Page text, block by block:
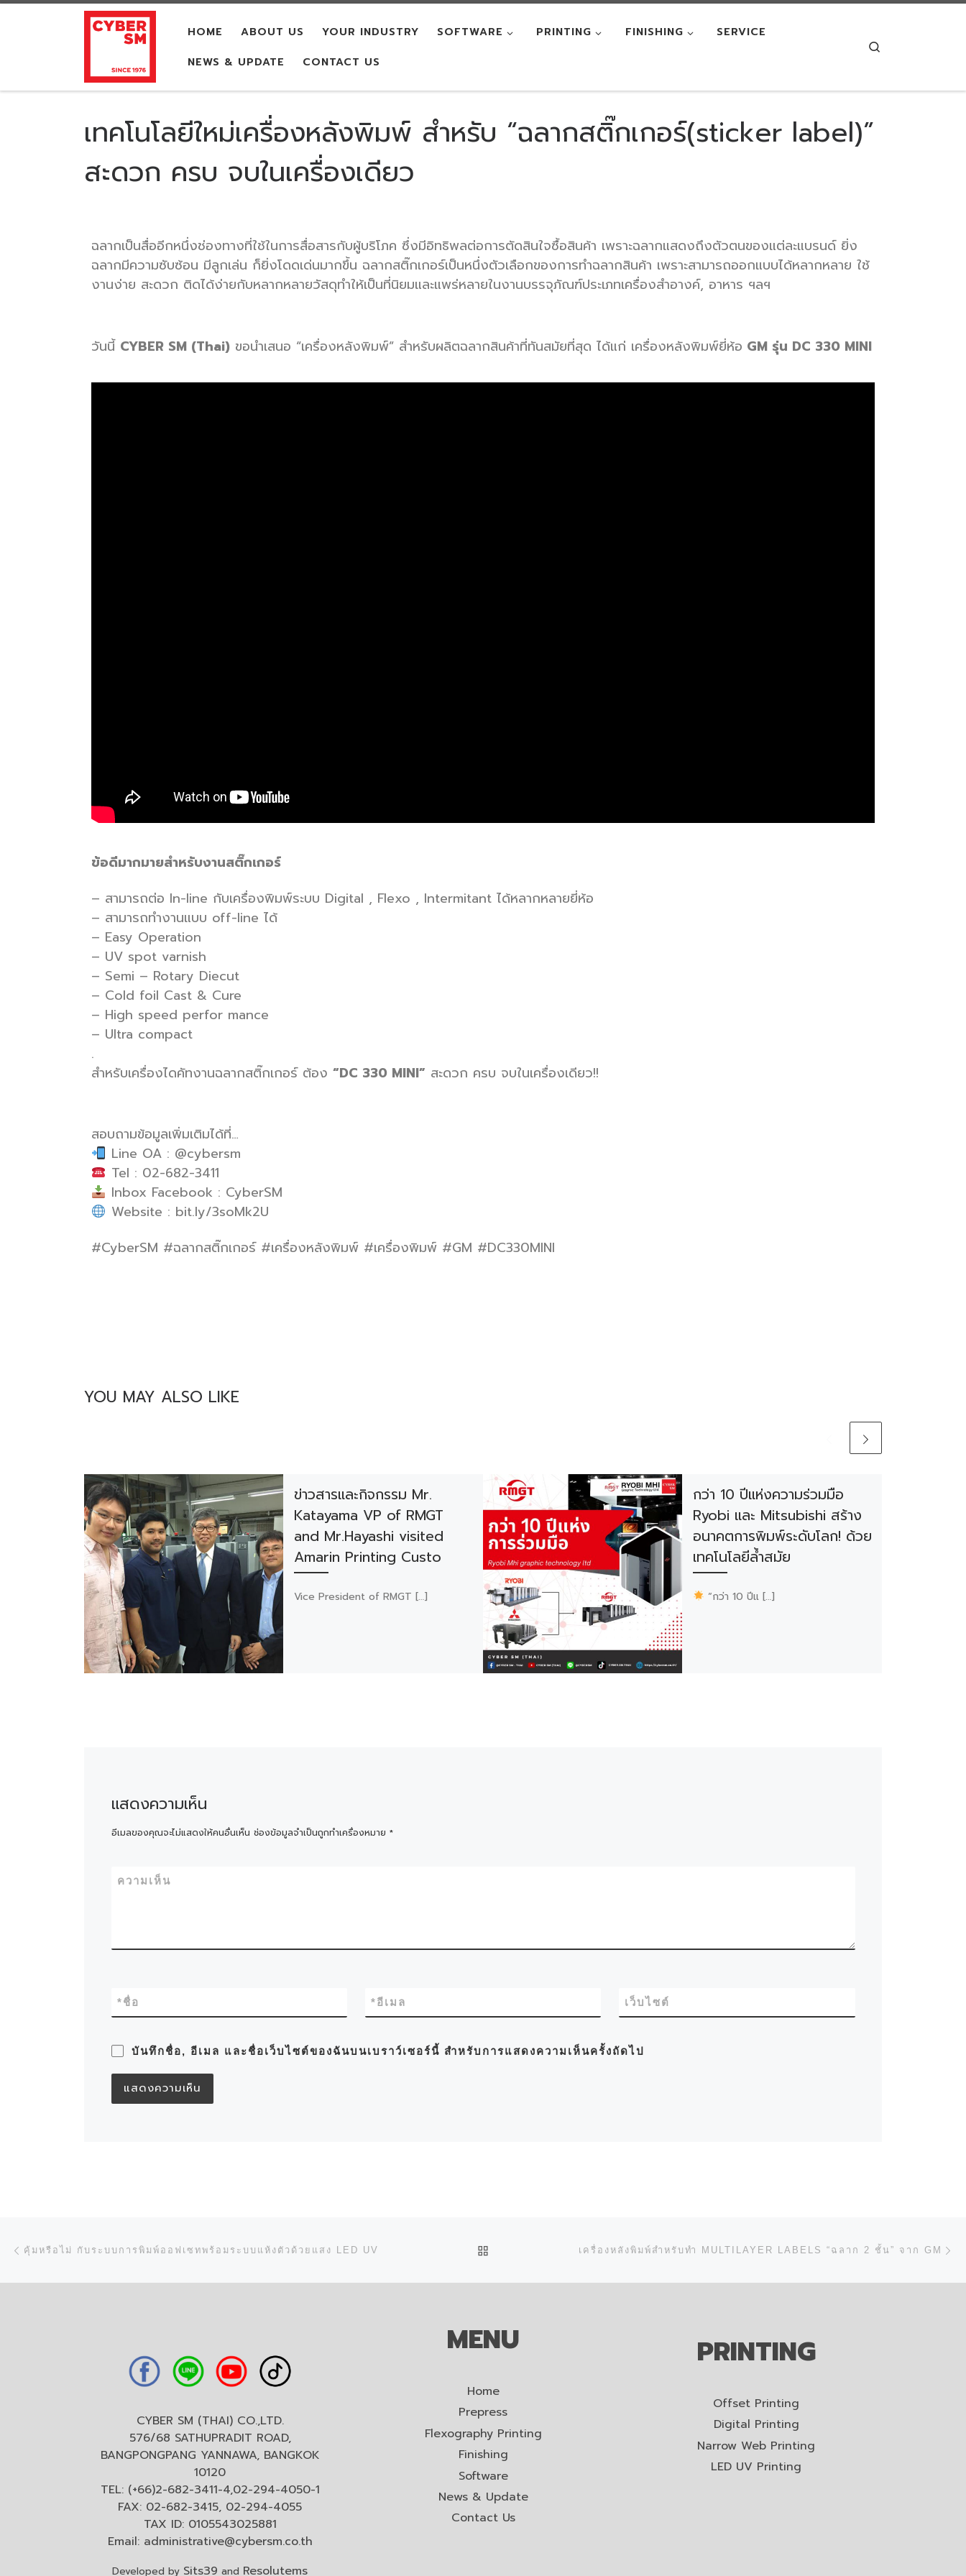
Skip to content
HOME ABOUT US YOUR INDUSTRY SOFTWARE PRINTING FINISHING
SERVICE
NEWS & UPDATE
CONTACT US
เทคโนโลยีใหม่เครื่องหลังพิมพ์ สำหรับ “ฉลากสติ๊กเกอร์(sticker label)”
สะดวก ครบ จบในเครื่องเดียว
ฉลากเป็นสื่ออีกหนึ่งช่องทางที่ใช้ในการสื่อสารกับผู้บริโภค ซึ่งมีอิทธิพลต่อการตัดสินใจซื้อสินค้า เพราะฉลากแสดงถึงตัวตนของแต่ละแบรนด์ ยิ่ง
ฉลากมีความซับซ้อน มีลูกเล่น ก็ยิ่งโดดเด่นมากขึ้น ฉลากสติ๊กเกอร์เป็นหนึ่งตัวเลือกของการทำฉลากสินค้า เพราะสามารถออกแบบได้หลากหลาย ใช้
งานง่าย สะดวก ติดได้ง่ายกับหลากหลายวัสดุทำให้เป็นที่นิยมและแพร่หลายในงานบรรจุภัณฑ์ประเภทเครื่องสำอางค์, อาหาร ฯลฯ
วันนี้ CYBER SM (Thai) ขอนำเสนอ “เครื่องหลังพิมพ์” สำหรับผลิตฉลากสินค้าที่ทันสมัยที่สุด ได้แก่ เครื่องหลังพิมพ์ยี่ห้อ GM รุ่น DC 330 MINI
ข้อดีมากมายสำหรับงานสติ๊กเกอร์
– สามารถต่อ In-line กับเครื่องพิมพ์ระบบ Digital , Flexo , Intermitant ได้หลากหลายยี่ห้อ
– สามารถทำงานแบบ off-line ได้
– Easy Operation
– UV spot varnish
– Semi – Rotary Diecut
– Cold foil Cast & Cure
– High speed perfor mance
– Ultra compact
.
สำหรับเครื่องไดคัทงานฉลากสติ๊กเกอร์ ต้อง “DC 330 MINI” สะดวก ครบ จบในเครื่องเดียว!!
สอบถามข้อมูลเพิ่มเติมได้ที่…
Line OA : @cybersm
Tel : 02-682-3411
Inbox Facebook : CyberSM
Website : bit.ly/3soMk2U
#CyberSM #ฉลากสติ๊กเกอร์ #เครื่องหลังพิมพ์ #เครื่องพิมพ์ #GM #DC330MINI
YOU MAY ALSO LIKE
ข่าวสารและกิจกรรม Mr.
Katayama VP of RMGT
and Mr.Hayashi visited
Amarin Printing Custo
Vice President of RMGT […]
กว่า 10 ปีแห่งความร่วมมือ
Ryobi และ Mitsubishi สร้าง
อนาคตการพิมพ์ระดับโลก! ด้วย
เทคโนโลยีล้ำสมัย
“กว่า 10 ปีแ […]
แสดงความเห็น
อีเมลของคุณจะไม่แสดงให้คนอื่นเห็น ช่องข้อมูลจำเป็นถูกทำเครื่องหมาย *
ความเห็น
ชื่อ
* อีเมล
* เว็บไซต์
บันทึกชื่อ, อีเมล และชื่อเว็บไซต์ของฉันบนเบราว์เซอร์นี้ สำหรับการแสดงความเห็นครั้งถัดไป
การนำทางของเรื่อง
คุ้มหรือไม่ กับระบบการพิมพ์ออฟเซทพร้อมระบบแห้งตัวด้วยแสง LED UV BACK TO POST LISTเครื่องหลังพิมพ์สำหรับทำ MULTILAYER LABELS “ฉลาก 2 ชั้น” จาก GM
CYBER SM (THAI) CO.,LTD.
576/68 SATHUPRADIT ROAD,
BANGPONGPANG YANNAWA, BANGKOK
10120
TEL: (+66)2-682-3411-4,02-294-4050-1
FAX: 02-682-3415, 02-294-4055
TAX ID: 0105543025881
Email: administrative@cybersm.co.th
Developed by Sits39 and Resolutems
MENU
Home
Prepress
Flexography Printing
Finishing
Software
News & Update
Contact Us
PRINTING
Offset Printing
Digital Printing
Narrow Web Printing
LED UV Printing